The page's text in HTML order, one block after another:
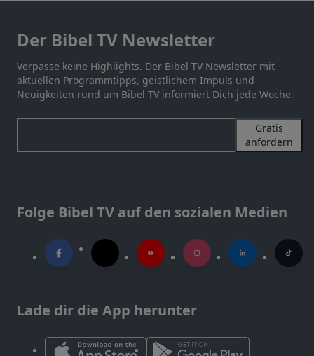
Der Bibel TV Newsletter
Verpasse keine Highlights. Der Bibel TV Newsletter mit
aktuellen Programmtipps, geistlichem Impuls und
Neuigkeiten rund um Bibel TV informiert Dich jede Woche.
Gratis
anfordern
Folge Bibel TV auf den sozialen Medien
Lade dir die App herunter